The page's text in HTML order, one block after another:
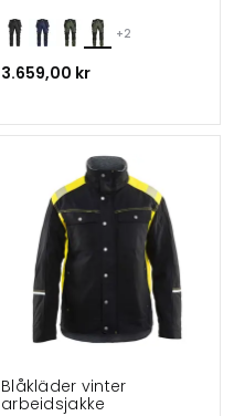
+2
3.659,00 kr
Blåkläder vinter
arbeidsjakke